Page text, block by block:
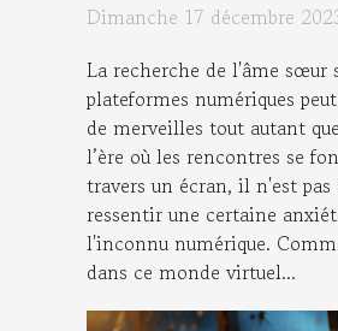
Dimanche 17 décembre
La recherche de l'âme sœur
plateformes numériques
de merveilles tout autant
l’ère où les rencontres se
travers un écran, il n'est pas
ressentir une certaine
l'inconnu numérique.
dans ce monde virtuel...